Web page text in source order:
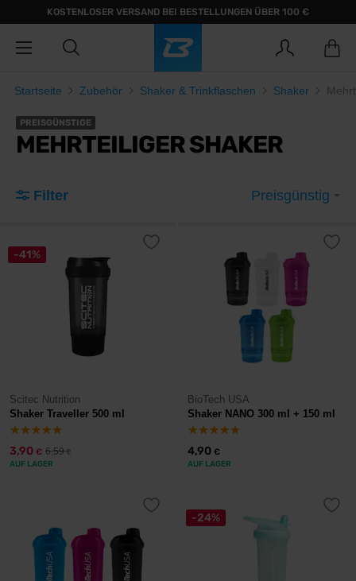
KOSTENLOSER VERSAND BEI BESTELLUNGEN ÜBER 100 €
Startseite Zubehör Shaker & Trinkflaschen Shaker
PREISGÜNSTIGE
MEHRTEILIGER SHAKER
Filter Preisgünstig
-41%
Scitec Nutrition
Shaker Traveller 500 ml
3,90 € 6,59€
AUF LAGER
BioTech USA
Shaker NANO 300 ml + 150 ml
4,90 €
AUF LAGER
-24%